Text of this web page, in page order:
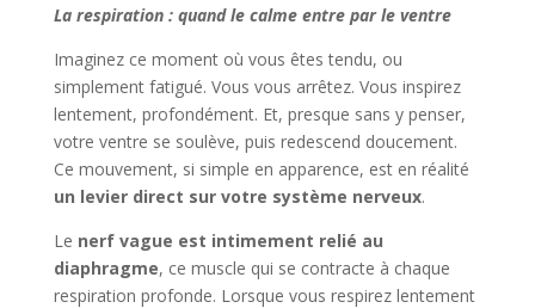
La respiration : quand le calme entre par le ventre
Imaginez ce moment où vous êtes tendu, ou
simplement fatigué. Vous vous arrêtez. Vous inspirez
lentement, profondément. Et, presque sans y penser,
votre ventre se soulève, puis redescend doucement.
Ce mouvement, si simple en apparence, est en réalité
un levier direct sur votre système nerveux.
Le nerf vague est intimement relié au
diaphragme, ce muscle qui se contracte à chaque
respiration profonde. Lorsque vous respirez lentement